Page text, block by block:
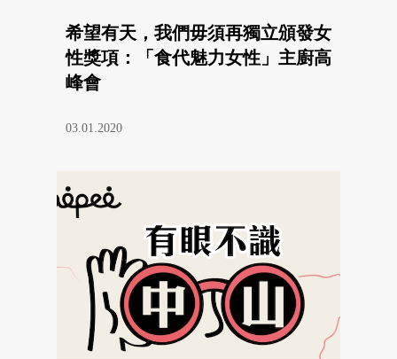
希望有天，我們毋須再獨立頒發女
性獎項：「食代魅力女性」主廚高
峰會
03.01.2020